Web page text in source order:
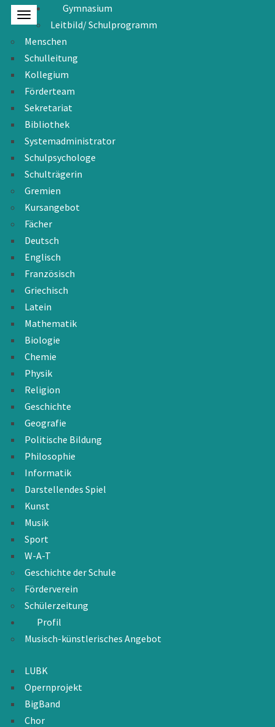
Gymnasium
Leitbild/ Schulprogramm
Menschen
Schulleitung
Kollegium
Förderteam
Sekretariat
Bibliothek
Systemadministrator
Schulpsychologe
Schulträgerin
Gremien
Kursangebot
Fächer
Deutsch
Englisch
Französisch
Griechisch
Latein
Mathematik
Biologie
Chemie
Physik
Religion
Geschichte
Geografie
Politische Bildung
Philosophie
Informatik
Darstellendes Spiel
Kunst
Musik
Sport
W-A-T
Geschichte der Schule
Förderverein
Schülerzeitung
Profil
Musisch-künstlerisches Angebot
LUBK
Opernprojekt
BigBand
Chor